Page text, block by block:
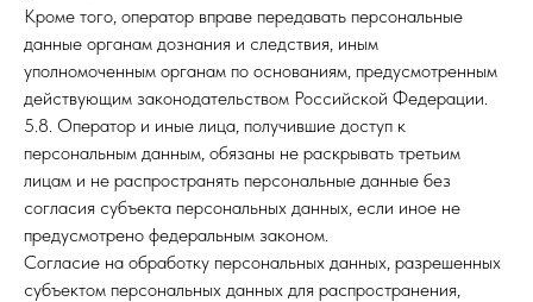
Кроме того, оператор вправе передавать персональные
данные органам дознания и следствия, иным
уполномоченным органам по основаниям, предусмотренным
действующим законодательством Российской Федерации.
5.8. Оператор и иные лица, получившие доступ к
персональным данным, обязаны не раскрывать третьим
лицам и не распространять персональные данные без
согласия субъекта персональных данных, если иное не
предусмотрено федеральным законом.
Согласие на обработку персональных данных, разрешенных
субъектом персональных данных для распространения,